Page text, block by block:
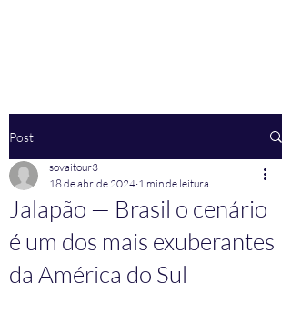
Post
Jalapão — Brasil o cenário
é um dos mais exuberantes
da América do Sul
sovaitour3
18 de abr. de 2024 1 min de leitura